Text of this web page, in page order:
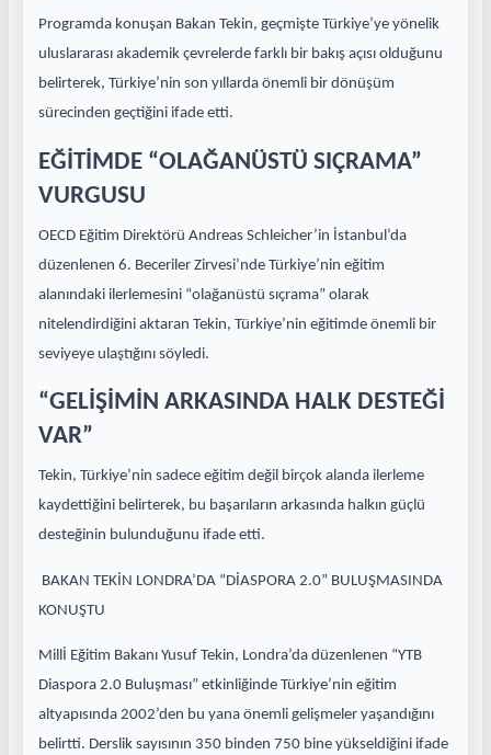
Programda konuşan Bakan Tekin, geçmişte Türkiye’ye yönelik
uluslararası akademik çevrelerde farklı bir bakış açısı olduğunu
belirterek, Türkiye’nin son yıllarda önemli bir dönüşüm
sürecinden geçtiğini ifade etti.
EĞİTİMDE “OLAĞANÜSTÜ SIÇRAMA”
VURGUSU
OECD Eğitim Direktörü Andreas Schleicher’in İstanbul’da
düzenlenen 6. Beceriler Zirvesi’nde Türkiye’nin eğitim
alanındaki ilerlemesini “olağanüstü sıçrama” olarak
nitelendirdiğini aktaran Tekin, Türkiye’nin eğitimde önemli bir
seviyeye ulaştığını söyledi.
“GELİŞİMİN ARKASINDA HALK DESTEĞİ
VAR”
Tekin, Türkiye’nin sadece eğitim değil birçok alanda ilerleme
kaydettiğini belirterek, bu başarıların arkasında halkın güçlü
desteğinin bulunduğunu ifade etti.
BAKAN TEKİN LONDRA’DA “DİASPORA 2.0” BULUŞMASINDA
KONUŞTU
Millİ Eğitim Bakanı Yusuf Tekin, Londra’da düzenlenen “YTB
Diaspora 2.0 Buluşması” etkinliğinde Türkiye’nin eğitim
altyapısında 2002’den bu yana önemli gelişmeler yaşandığını
belirtti. Derslik sayısının 350 binden 750 bine yükseldiğini ifade